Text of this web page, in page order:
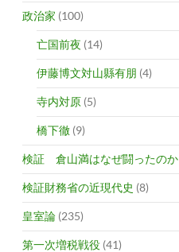
政治家 (100)
亡国前夜 (14)
伊藤博文対山縣有朋 (4)
寺内対原 (5)
橋下徹 (9)
検証 倉山満はなぜ闘ったのか
検証財務省の近現代史 (8)
皇室論 (235)
第一次増税戦役 (41)